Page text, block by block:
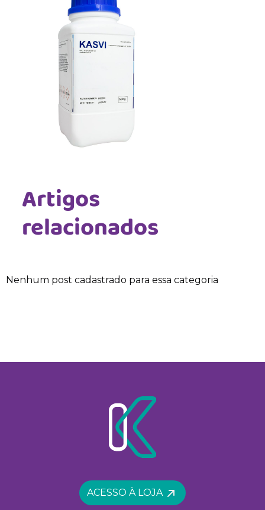
Artigos
relacionados
Nenhum post cadastrado para essa categoria
ACESSO À LOJA